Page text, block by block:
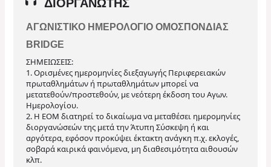
ΔΙΟΡΓΑΝΩΤΉΣ
ΑΓΩΝΙΣΤΙΚΌ ΗΜΕΡΟΛΌΓΙΟ ΟΜΟΣΠΟΝΔΊΑΣ
BRIDGE
ΣΗΜΕΙΩΣΕΙΣ:
1. Ορισμένες ημερομηνίες διεξαγωγής Περιφερειακών
πρωταθλημάτων ή πρωταθλημάτων μπορεί να
μετατεθούν/προστεθούν, με νεότερη έκδοση του Αγων.
Ημερολογίου.
2. Η ΕΟΜ διατηρεί το δικαίωμα να μεταθέσει ημερομηνίες
διοργανώσεών της μετά την Άτυπη Σύσκεψη ή και
αργότερα, εφόσον προκύψει έκτακτη ανάγκη π.χ. εκλογές,
σοβαρά καιρικά φαινόμενα, μη διαθεσιμότητα αιθουσών
κλπ.